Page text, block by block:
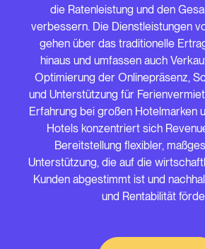
die Ratenleistung und den
verbessern. Die Dienstleistungen
gehen über das traditionelle
hinaus und umfassen auch
Optimierung der Onlinepräsenz,
und Unterstützung für
Erfahrung bei großen Hotelmarken
Hotels konzentriert sich
Bereitstellung flexibler,
Unterstützung, die auf die
Kunden abgestimmt ist und
und Rentabilität